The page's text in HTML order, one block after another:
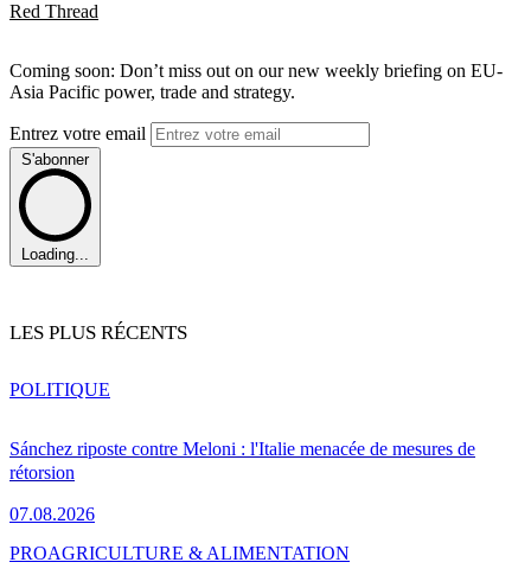
Red Thread
Coming soon: Don’t miss out on our new weekly briefing on EU-
Asia Pacific power, trade and strategy.
Entrez votre email
S'abonner
Loading...
LES PLUS RÉCENTS
Sánchez riposte contre Meloni : l'Italie menacée de mesures de
rétorsion
07.08.2026
POLITIQUE
PROAGRICULTURE & ALIMENTATION